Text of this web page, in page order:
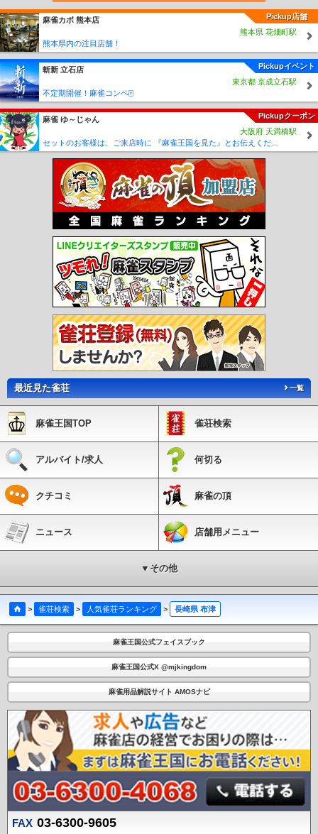
Pickup店舗
麻雀カボ 熊本店
熊本県 花畑町駅
熊本県内の注目店舗！
Pickupイベント
斬新 立石店
東京都 京成立石駅
不定期開催！麻雀コンペ🀄
Pickupクーポン
麻雀 ゆ～じゃん
大阪府 天満橋駅
最近見た雀荘 一覧
麻雀王国TOP 雀荘検索
アルバイト/求人 何切る
クチコミ 麻雀の頂
ニュース 店舗用メニュー
▼その他
> 雀荘検索 > 人気雀荘ランキング > 長崎県 布津
麻雀王国公式フェイスブック
麻雀王国公式X @mjkingdom
麻雀用品解説サイト AMOSナビ
FAX 03-6300-9605